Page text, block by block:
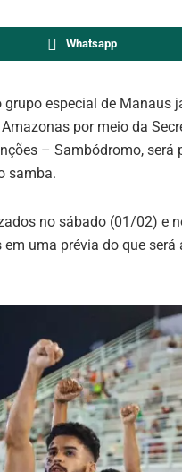
Whatsapp
especial de Manaus
por meio da
– Sambódromo,
samba.
no sábado (01/02) e
uma prévia do que